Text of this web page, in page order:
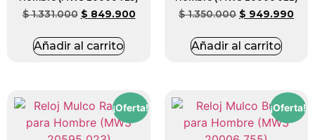
$1.331.000 $ 849.900
Añadir al carrito
$1.350.000 $ 949.990
Añadir al carrito
¡Oferta! ¡Oferta!